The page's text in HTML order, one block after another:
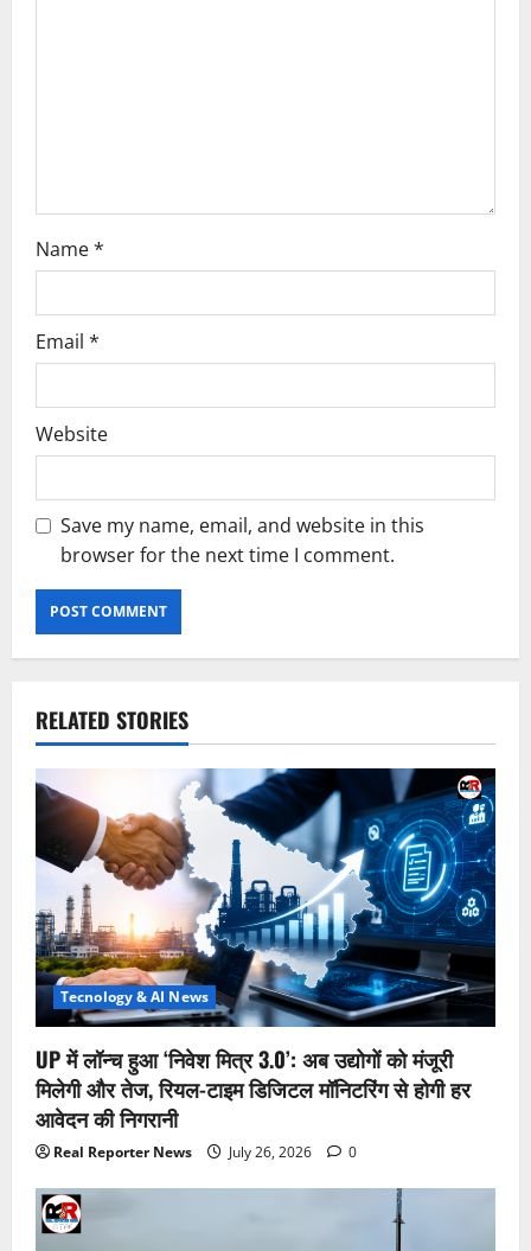
Name*
Email *
Website
Save my name, email, and website in this
browser for the next time I comment.
RELATED STORIES
Tecnology & AI News
UP में लॉन्च हुआ ‘निवेश मित्र 3.0’: अब उद्योगों को मंजूरी
मिलेगी और तेज, रियल-टाइम डिजिटल मॉनिटरिंग से होगी हर
आवेदन की निगरानी
Real Reporter News July 26, 2026 0